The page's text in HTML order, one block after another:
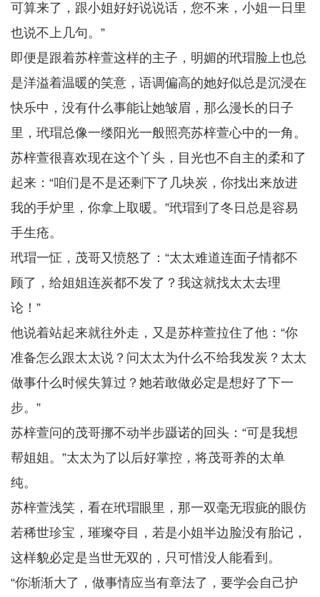
可算来了，跟小姐好好说说话，您不来，小姐一日里
也说不上几句。”
即便是跟着苏梓萱这样的主子，明媚的玳瑁脸上也总
是洋溢着温暖的笑意，语调偏高的她好似总是沉浸在
快乐中，没有什么事能让她皱眉，那么漫长的日子
里，玳瑁总像一缕阳光一般照亮苏梓萱心中的一角。
苏梓萱很喜欢现在这个丫头，目光也不自主的柔和了
起来：“咱们是不是还剩下了几块炭，你找出来放进
我的手炉里，你拿上取暖。”玳瑁到了冬日总是容易
手生疮。
玳瑁一怔，茂哥又愤怒了：“太太难道连面子情都不
顾了，给姐姐连炭都不发了？我这就找太太去理
论！”
他说着站起来就往外走，又是苏梓萱拉住了他：“你
准备怎么跟太太说？问太太为什么不给我发炭？太太
做事什么时候失算过？她若敢做必定是想好了下一
步。”
苏梓萱问的茂哥挪不动半步蹑诺的回头：“可是我想
帮姐姐。”太太为了以后好掌控，将茂哥养的太单
纯。
苏梓萱浅笑，看在玳瑁眼里，那一双毫无瑕疵的眼仿
若稀世珍宝，璀璨夺目，若是小姐半边脸没有胎记，
这样貌必定是当世无双的，只可惜没人能看到。
“你渐渐大了，做事情应当有章法了，要学会自己护